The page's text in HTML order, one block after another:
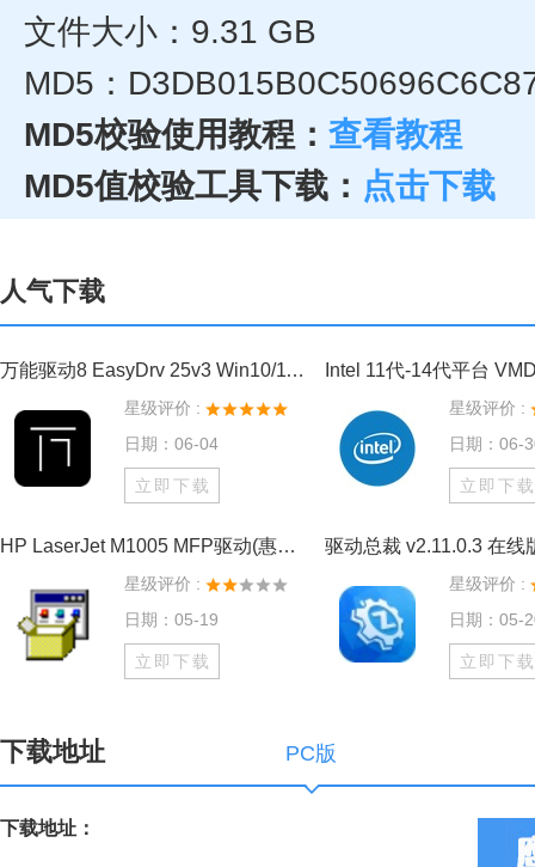
文件大小：9.31 GB
MD5：
MD5校验使用教程： 查看教程
MD5值校验工具下载： 点击下载
人气下载
万能驱动8 EasyDrv 25v3 Win10/11离线驱动包
星级评价 :
日期：06-04
立即下载
星级评价 :
日期：06-
立即下载
HP LaserJet M1005 MFP驱动(惠普m1005打印机驱动) V2.7.7 官方版
星级评价 :
日期：05-19
立即下载
驱动总裁 v2.11.0.3 在线
星级评价 :
日期：05-
立即下载
下载地址 PC版
下载地址：